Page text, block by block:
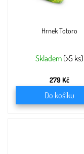
Hrnek Totoro
Skladem (>5 ks)
279 Kč
Do košíku